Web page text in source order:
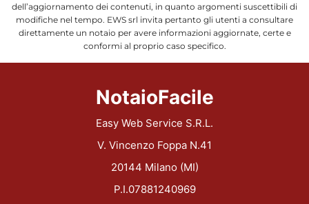
dell’aggiornamento dei contenuti, in quanto argomenti suscettibili di
modifiche nel tempo. EWS srl invita pertanto gli utenti a consultare
direttamente un notaio per avere informazioni aggiornate, certe e
conformi al proprio caso specifico.
NotaioFacile
Easy Web Service S.R.L.
V. Vincenzo Foppa N.41
20144 Milano (MI)
P.I.07881240969